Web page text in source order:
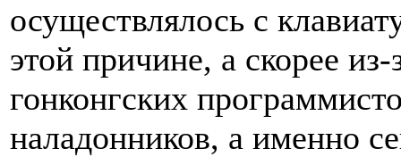
осуществлялось с
этой причине, а скорее
гонконгских
наладонников, а именно